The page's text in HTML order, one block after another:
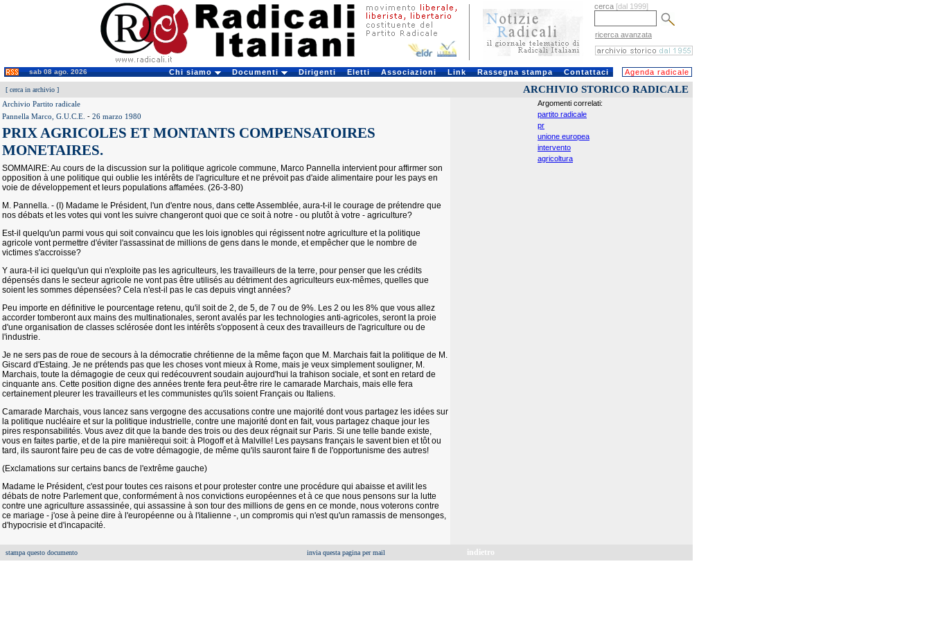
cerca [dal 1999]
ricerca avanzata
sab 08 ago. 2026 Chi siamo Documenti Dirigenti Eletti Associazioni Link Rassegna stampa Contattaci Agenda radicale
[ cerca in archivio ] ARCHIVIO STORICO RADICALE
Archivio Partito radicale
Pannella Marco, G.U.C.E. - 26 marzo 1980
PRIX AGRICOLES ET MONTANTS COMPENSATOIRES
MONETAIRES.
SOMMAIRE: Au cours de la discussion sur la politique agricole commune, Marco Pannella intervient pour affirmer son
opposition à une politique qui oublie les intérêts de l'agriculture et ne prévoit pas d'aide alimentaire pour les pays en
voie de développement et leurs populations affamées. (26-3-80)
M. Pannella. - (I) Madame le Président, l'un d'entre nous, dans cette Assemblée, aura-t-il le courage de prétendre que
nos débats et les votes qui vont les suivre changeront quoi que ce soit à notre - ou plutôt à votre - agriculture?
Est-il quelqu'un parmi vous qui soit convaincu que les lois ignobles qui régissent notre agriculture et la politique
agricole vont permettre d'éviter l'assassinat de millions de gens dans le monde, et empêcher que le nombre de
victimes s'accroisse?
Y aura-t-il ici quelqu'un qui n'exploite pas les agriculteurs, les travailleurs de la terre, pour penser que les crédits
dépensés dans le secteur agricole ne vont pas être utilisés au détriment des agriculteurs eux-mêmes, quelles que
soient les sommes dépensées? Cela n'est-il pas le cas depuis vingt années?
Peu importe en définitive le pourcentage retenu, qu'il soit de 2, de 5, de 7 ou de 9%. Les 2 ou les 8% que vous allez
accorder tomberont aux mains des multinationales, seront avalés par les technologies anti-agricoles, seront la proie
d'une organisation de classes sclérosée dont les intérêts s'opposent à ceux des travailleurs de l'agriculture ou de
l'industrie.
Je ne sers pas de roue de secours à la démocratie chrétienne de la même façon que M. Marchais fait la politique de M.
Giscard d'Estaing. Je ne prétends pas que les choses vont mieux à Rome, mais je veux simplement souligner, M.
Marchais, toute la démagogie de ceux qui redécouvrent soudain aujourd'hui la trahison sociale, et sont en retard de
cinquante ans. Cette position digne des années trente fera peut-être rire le camarade Marchais, mais elle fera
certainement pleurer les travailleurs et les communistes qu'ils soient Français ou Italiens.
Camarade Marchais, vous lancez sans vergogne des accusations contre une majorité dont vous partagez les idées sur
la politique nucléaire et sur la politique industrielle, contre une majorité dont en fait, vous partagez chaque jour les
pires responsabilités. Vous avez dit que la bande des trois ou des deux régnait sur Paris. Si une telle bande existe,
vous en faites partie, et de la pire manièrequi soit: à Plogoff et à Malville! Les paysans français le savent bien et tôt ou
tard, ils sauront faire peu de cas de votre démagogie, de même qu'ils sauront faire fi de l'opportunisme des autres!
(Exclamations sur certains bancs de l'extrême gauche)
Madame le Président, c'est pour toutes ces raisons et pour protester contre une procédure qui abaisse et avilit les
débats de notre Parlement que, conformément à nos convictions européennes et à ce que nous pensons sur la lutte
contre une agriculture assassinée, qui assassine à son tour des millions de gens en ce monde, nous voterons contre
ce mariage - j'ose à peine dire à l'européenne ou à l'italienne -, un compromis qui n'est qu'un ramassis de mensonges,
d'hypocrisie et d'incapacité.
Argomenti correlati:
partito radicale
pr
unione europea
intervento
agricoltura
stampa questo documento invia questa pagina per mail indietro